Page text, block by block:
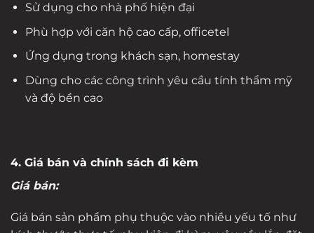
Sử dụng cho nhà phố hiện đại
Phù hợp với căn hộ cao cấp, officetel
Ứng dụng trong khách sạn, homestay
Dùng cho các công trình yêu cầu tính thẩm mỹ
và độ bền cao
4. Giá bán và chính sách đi kèm
Giá bán:
Giá bán sản phẩm phụ thuộc vào nhiều yếu tố như